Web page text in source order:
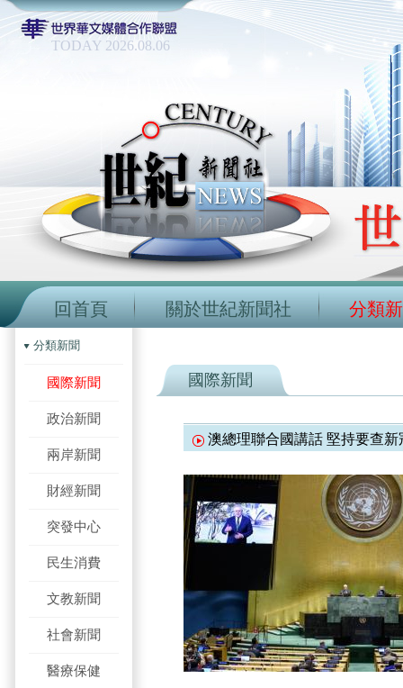
TODAY 2026.08.06
回首頁 關於世紀新聞社 分類
分類新聞
國際新聞
政治新聞
兩岸新聞
財經新聞
突發中心
民生消費
文教新聞
社會新聞
醫療保健
國際新聞
澳總理聯合國講話 堅持要查新